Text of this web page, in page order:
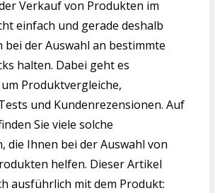
Verkauf von Produkten im
einfach und gerade deshalb
bei der Auswahl an bestimmte
halten. Dabei geht es
Produktvergleiche,
und Kundenrezensionen. Auf
Sie viele solche
die Ihnen bei der Auswahl von
helfen. Dieser Artikel
ausführlich mit dem Produkt: